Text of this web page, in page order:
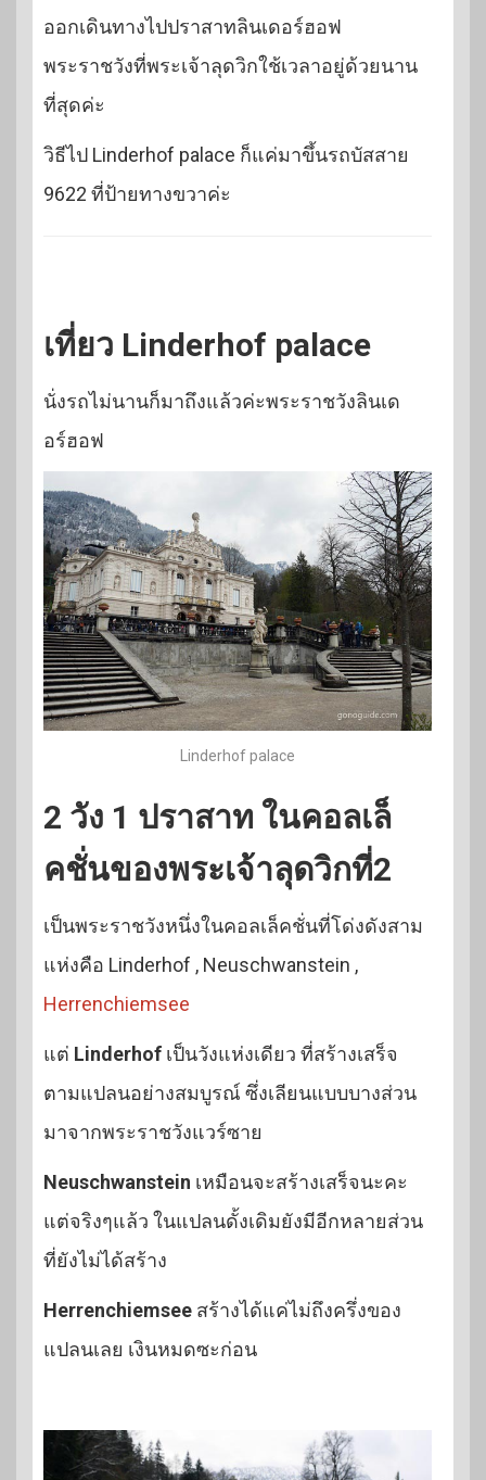
ออกเดินทางไปปราสาทลินเดอร์ฮอฟ
พระราชวังที่พระเจ้าลุดวิกใช้เวลาอยู่ด้วยนาน
ที่สุดค่ะ
วิธีไป Linderhof palace ก็แค่มาขึ้นรถบัสสาย
9622 ที่ป้ายทางขวาค่ะ
เที่ยว Linderhof palace
นั่งรถไม่นานก็มาถึงแล้วค่ะพระราชวังลินเด
อร์ฮอฟ
Linderhof palace
2 วัง 1 ปราสาท ในคอลเล็
คชั่นของพระเจ้าลุดวิกที่2
เป็นพระราชวังหนึ่งในคอลเล็คชั่นที่โด่งดังสาม
แห่งคือ Linderhof , Neuschwanstein ,
Herrenchiemsee
แต่ Linderhof เป็นวังแห่งเดียว ที่สร้างเสร็จ
ตามแปลนอย่างสมบูรณ์ ซึ่งเลียนแบบบางส่วน
มาจากพระราชวังแวร์ซาย
Neuschwanstein เหมือนจะสร้างเสร็จนะคะ
แต่จริงๆแล้ว ในแปลนดั้งเดิมยังมีอีกหลายส่วน
ที่ยังไม่ได้สร้าง
Herrenchiemsee สร้างได้แค่ไม่ถึงครึ่งของ
แปลนเลย เงินหมดซะก่อน